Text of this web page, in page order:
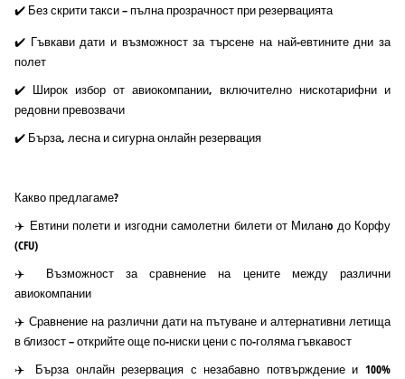
✔️ Без скрити такси – пълна прозрачност при резервацията
✔️ Гъвкави дати и възможност за търсене на най-евтините дни за
полет
✔️ Широк избор от авиокомпании, включително нискотарифни и
редовни превозвачи
✔️ Бърза, лесна и сигурна онлайн резервация
Какво предлагаме?
✈️ Евтини полети и изгодни самолетни билети от Миланo до Корфу
(CFU)
✈️ Възможност за сравнение на цените между различни
авиокомпании
✈️ Сравнение на различни дати на пътуване и алтернативни летища
в близост – открийте още по-ниски цени с по-голяма гъвкавост
✈️ Бърза онлайн резервация с незабавно потвърждение и 100%